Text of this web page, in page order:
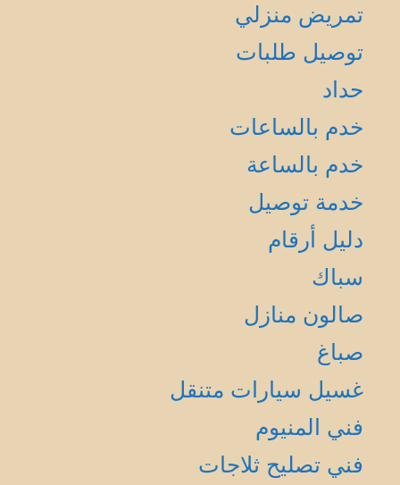
تمريض منزلي
توصيل طلبات
حداد
خدم بالساعات
خدم بالساعة
خدمة توصيل
دليل أرقام
سباك
صالون منازل
صباغ
غسيل سيارات متنقل
فني المنيوم
فني تصليح ثلاجات